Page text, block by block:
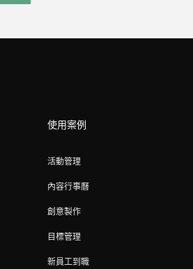
使用案例
活動管理
內容行事曆
創意製作
目標管理
新員工到職